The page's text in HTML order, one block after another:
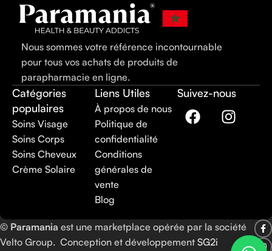
Nous sommes votre référence incontournable
pour tous vos achats de produits de
parapharmacie en ligne.
Catégories
populaires
Soins Visage
Soins Corps
Soins Cheveux
Crème Solaire
Liens Utiles
À propos de nous
Politique de
confidentialité
Conditions
générales de
vente
Blog
Suivez-nous
© Paramania est une marketplace opérée par la société
Velto Group. Conception et développement SG2i